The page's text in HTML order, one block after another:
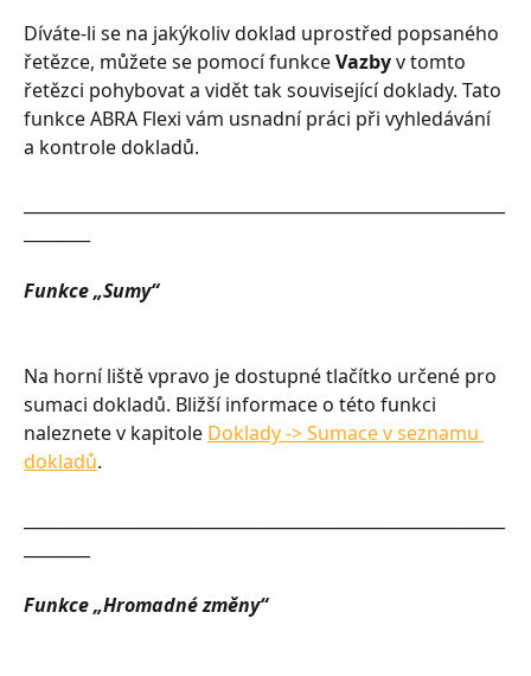
Díváte-li se na jakýkoliv doklad uprostřed popsaného
řetězce, můžete se pomocí funkce Vazby v tomto
řetězci pohybovat a vidět tak související doklady. Tato
funkce ABRA Flexi vám usnadní práci při vyhledávání
a kontrole dokladů.
Funkce „Sumy“
Na horní liště vpravo je dostupné tlačítko určené pro
sumaci dokladů. Bližší informace o této funkci
naleznete v kapitole Doklady -> Sumace v seznamu
dokladů.
Funkce „Hromadné změny“